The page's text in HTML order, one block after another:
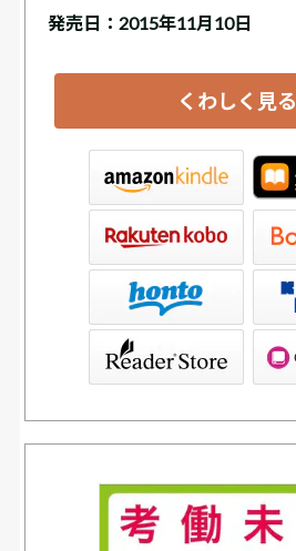
発売日：2015年11月10日
くわしく見る
STORE（SHARP）